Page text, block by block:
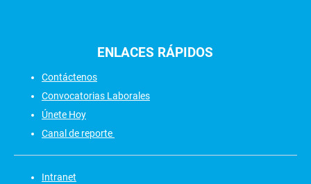
ENLACES RÁPIDOS
Contáctenos
Convocatorias Laborales
Únete Hoy
Canal de reporte
Intranet